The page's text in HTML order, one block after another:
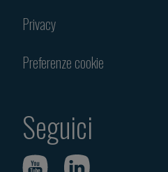
Privacy
Preferenze cookie
Seguici